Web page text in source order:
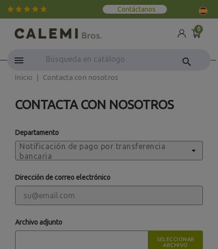
Contáctanos
0
search
Inicio Contacta con nosotros
CONTACTA CON NOSOTROS
Departamento
Dirección de correo electrónico
Archivo adjunto
SELECCIONAR
ARCHIVO